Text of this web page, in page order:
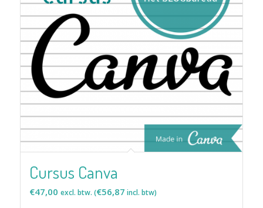
Cursus Canva
€47,00 excl. btw. (€56,87 incl. btw)